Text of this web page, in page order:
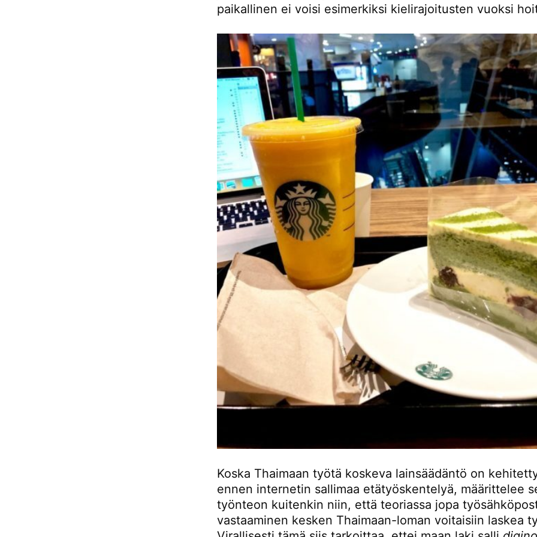
paikallinen ei voisi esimerkiksi kielirajoitusten vuoksi
Koska Thaimaan työtä koskeva lainsäädäntö on
ennen internetin sallimaa etätyöskentelyä, määrittelee
työnteon kuitenkin niin, että teoriassa jopa
vastaaminen kesken Thaimaan-loman voitaisiin laskea